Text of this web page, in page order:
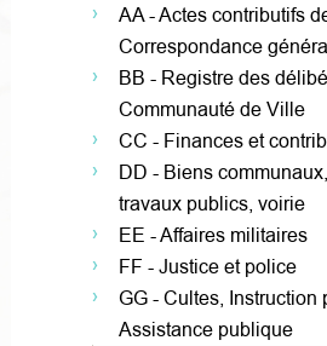
AA - Actes contributifs
Correspondance
BB - Registre des
Communauté de Ville
CC - Finances et
DD - Biens
travaux publics, voirie
EE - Affaires militaires
FF - Justice et police
GG - Cultes, Instruction
Assistance publique